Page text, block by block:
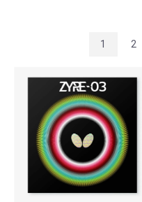
1 2